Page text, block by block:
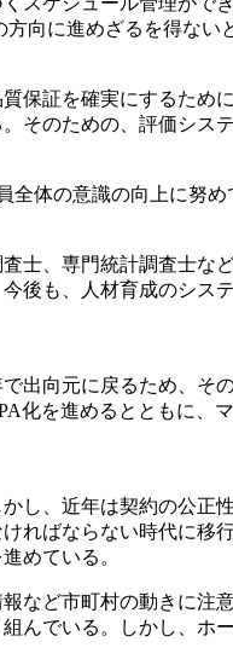
向に進めざるを得ない
証を確実にするため
そのための、評価シス
体の意識の向上に努め
、専門統計調査士な
後も、人材育成のシス
向元に戻るため、そ
化を進めるとともに、
、近年は契約の公正
ればならない時代に移
めている。
など市町村の動きに注
んでいる。しかし、ホ